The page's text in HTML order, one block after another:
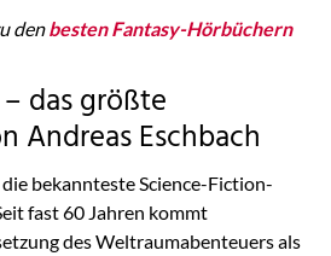
denbesten Fantasy-Hörbüchern
das größte
Andreas Eschbach
bekannteste Science-Fiction-
fast 60 Jahren kommt
des Weltraumabenteuers als